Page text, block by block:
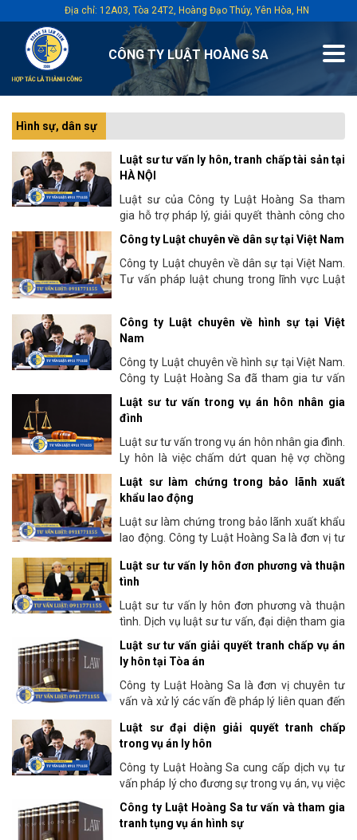
CÔNG TY LUẬT HOÀNG SA
Địa chỉ: 12A03, Tòa 24T2, Hoàng Đạo Thúy, Yên Hòa, HN
Hình sự, dân sự
Luật sư tư vấn ly hôn, tranh chấp tài sản tại
HÀ NỘI
Luật sư của Công ty Luật Hoàng Sa tham
gia hỗ trợ pháp lý, giải quyết thành công cho
hàng ngàn lượt khách hàng trong lĩnh vực
hôn nhân và gia đình,...
Công ty Luật chuyên về dân sự tại Việt Nam
Công ty Luật chuyên về dân sự tại Việt Nam.
Tư vấn pháp luật chung trong lĩnh vực Luật
Công ty Luật chuyên về hình sự tại Việt
Nam
Công ty Luật chuyên về hình sự tại Việt Nam.
Công ty Luật Hoàng Sa đã tham gia tư vấn
pháp luật nhiều lĩnh vực và được nhiều khách
hàng tin...
Luật sư tư vấn trong vụ án hôn nhân gia
đình
Luật sư tư vấn trong vụ án hôn nhân gia đình.
Ly hôn là việc chấm dứt quan hệ vợ chồng
theo bản án, quyết định có hiệu lực pháp luật
của...
Luật sư làm chứng trong bảo lãnh xuất
khẩu lao động
Luật sư làm chứng trong bảo lãnh xuất khẩu
lao động. Công ty Luật Hoàng Sa là đơn vị tư
Luật sư tư vấn ly hôn đơn phương và thuận
tình
Luật sư tư vấn ly hôn đơn phương và thuận
tình. Dịch vụ luật sư tư vấn, đại diện tham gia
tố tụng giải quyết vụ án hôn nhân và...
Luật sư tư vấn giải quyết tranh chấp vụ án
ly hôn tại Tòa án
Công ty Luật Hoàng Sa là đơn vị chuyên tư
vấn và xử lý các vấn đề pháp lý liên quan đến
Luật sư đại diện giải quyết tranh chấp
trong vụ án ly hôn
Công ty Luật Hoàng Sa cung cấp dịch vụ tư
vấn pháp lý cho đương sự trong vụ án, vụ việc
ly hôn như sau
Công ty Luật Hoàng Sa tư vấn và tham gia
tranh tụng vụ án hình sự